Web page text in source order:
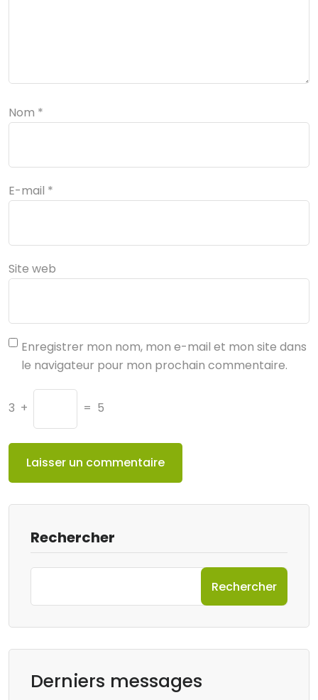
Nom *
E-mail *
Site web
Enregistrer mon nom, mon e-mail et mon site dans
le navigateur pour mon prochain commentaire.
3 + = 5
Rechercher
Rechercher
Derniers messages